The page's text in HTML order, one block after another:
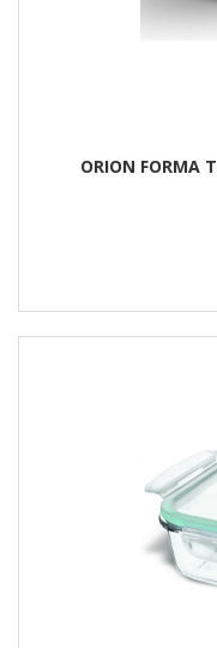
ORION FORMA